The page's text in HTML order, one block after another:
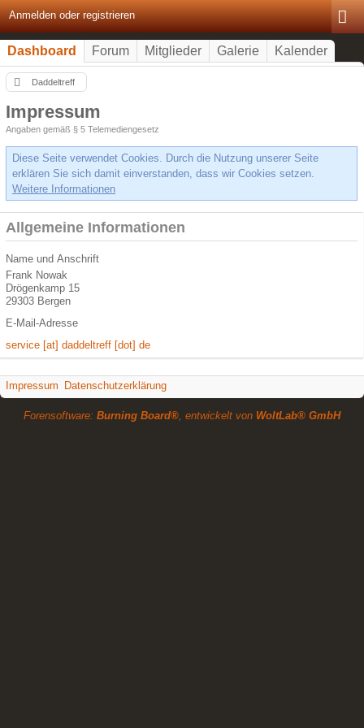
Anmelden oder registrieren
Dashboard Forum Mitglieder Galerie Kalender
Daddeltreff
Impressum
Angaben gemäß § 5 Telemediengesetz
Diese Seite verwendet Cookies. Durch die Nutzung unserer Seite
erklären Sie sich damit einverstanden, dass wir Cookies setzen.
Weitere Informationen
Allgemeine Informationen
Name und Anschrift
Frank Nowak
Drögenkamp 15
29303 Bergen
E-Mail-Adresse
service [at] daddeltreff [dot] de
Impressum Datenschutzerklärung
Forensoftware: Burning Board®, entwickelt von WoltLab® GmbH